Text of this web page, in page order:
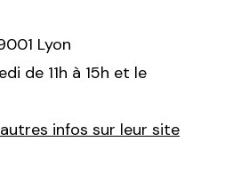
Lyon
de 11h à 15h et le
infos sur leur site